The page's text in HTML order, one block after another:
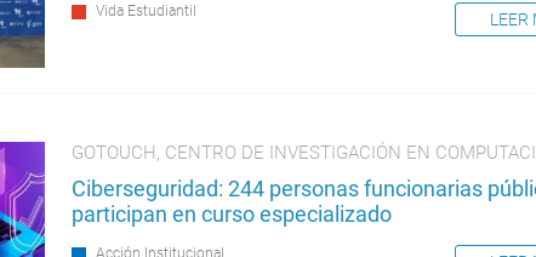
Vida Estudiantil LEER
GOTOUCH, CENTRO DE INVESTIGACIÓN EN
Ciberseguridad: 244 personas funcionarias
participan en curso especializado
Acción Institucional